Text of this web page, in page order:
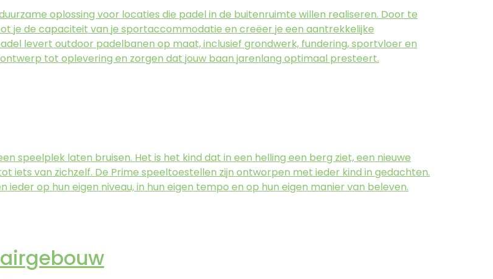
oplossing voor locaties die padel in de buitenruimte willen realiseren. Door te
je de capaciteit van je sportaccommodatie en creëer je een aantrekkelijke
levert outdoor padelbanen op maat, inclusief grondwerk, fundering, sportvloer en
tot oplevering en zorgen dat jouw baan jarenlang optimaal presteert.
speelplek laten bruisen. Het is het kind dat in een helling een berg ziet, een nieuwe
van zichzelf. De Prime speeltoestellen zijn ontworpen met ieder kind in gedachten.
op hun eigen niveau, in hun eigen tempo en op hun eigen manier van beleven.